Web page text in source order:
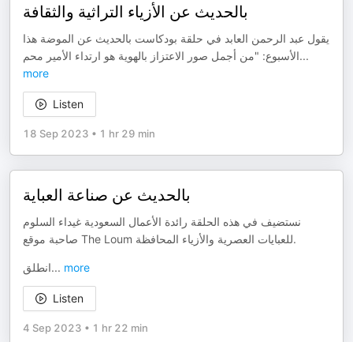
بالحديث عن الأزياء التراثية والثقافة
يقول عبد الرحمن العابد في حلقة بودكاست بالحديث عن الموضة هذا
الأسبوع: "من أجمل صور الاعتزاز بالهوية هو ارتداء الأمير محم...
more
Listen
18 Sep 2023 • 1 hr 29 min
بالحديث عن صناعة العباية
نستضيف في هذه الحلقة رائدة الأعمال السعودية غيداء السلوم
صاحبة موقع The Loum للعبايات العصرية والأزياء المحافظة.
انطلق... more
Listen
4 Sep 2023 • 1 hr 22 min